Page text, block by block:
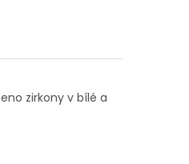
zirkony v bílé a